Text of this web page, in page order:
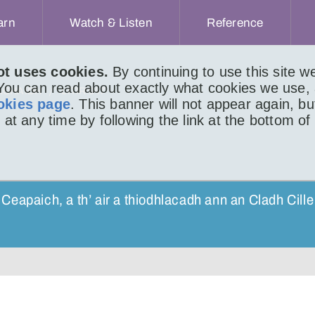
uses cookies. By continuing to use this site
can read about exactly what cookies we
page. This banner will not appear again,
at any time by following the link at the bottom
Watch & Listen Reference
LITIR 947
a th’ air a thiodhlacadh ann an Cladh Cille